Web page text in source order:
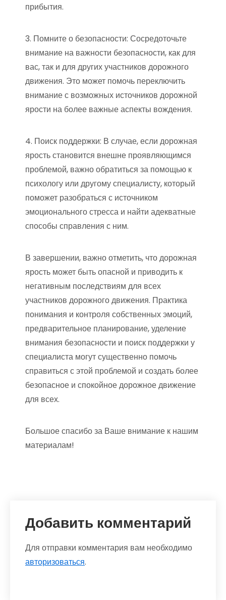
прибытия.
3. Помните о безопасности: Сосредоточьте
внимание на важности безопасности, как для
вас, так и для других участников дорожного
движения. Это может помочь переключить
внимание с возможных источников дорожной
ярости на более важные аспекты вождения.
4. Поиск поддержки: В случае, если дорожная
ярость становится внешне проявляющимся
проблемой, важно обратиться за помощью к
психологу или другому специалисту, который
поможет разобраться с источником
эмоционального стресса и найти адекватные
способы справления с ним.
В завершении, важно отметить, что дорожная
ярость может быть опасной и приводить к
негативным последствиям для всех
участников дорожного движения. Практика
понимания и контроля собственных эмоций,
предварительное планирование, уделение
внимания безопасности и поиск поддержки у
специалиста могут существенно помочь
справиться с этой проблемой и создать более
безопасное и спокойное дорожное движение
для всех.
Большое спасибо за Ваше внимание к нашим
материалам!
Добавить комментарий
Для отправки комментария вам необходимо
авторизоваться.